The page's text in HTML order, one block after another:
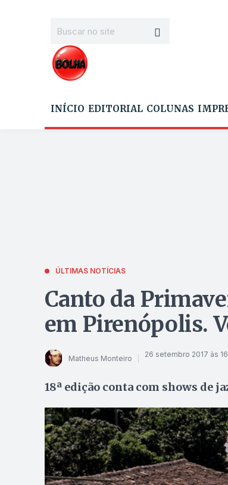
INÍCIO EDITORIAL COLUNAS
ÚLTIMAS NOTÍCIAS
Canto da
em Pirenópolis.
Matheus Monteiro 26 setembro 2017 às
18ª edição conta com shows de